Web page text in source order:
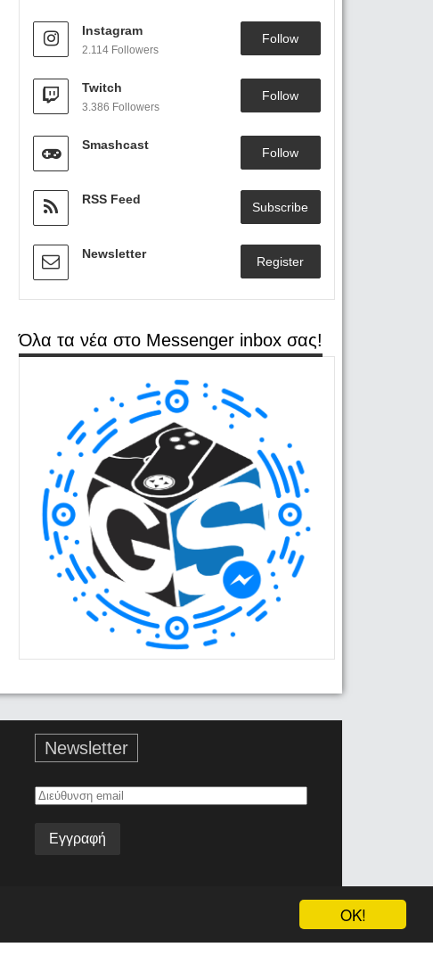
OK!
Instagram
2.114 Followers
Follow
Twitch
3.386 Followers
Follow
Smashcast
Follow
RSS Feed
Subscribe
Newsletter
Register
Όλα τα νέα στο Messenger inbox σας!
Newsletter
Διεύθυνση